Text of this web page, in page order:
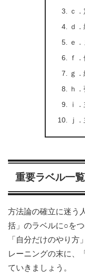
ｃ
ｄ
ｅ
ｆ
ｇ
ｈ
ⅰ
ｊ
重要ラベル一覧
方法論の確立に迷う
括」のラベルに○を
「自分だけのやり方
レーニングの末に、
ていきましょう。